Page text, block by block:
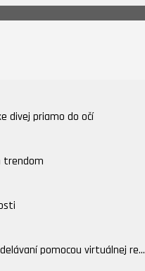
divej priamo do očí
trendom
pomocou virtuálnej re...